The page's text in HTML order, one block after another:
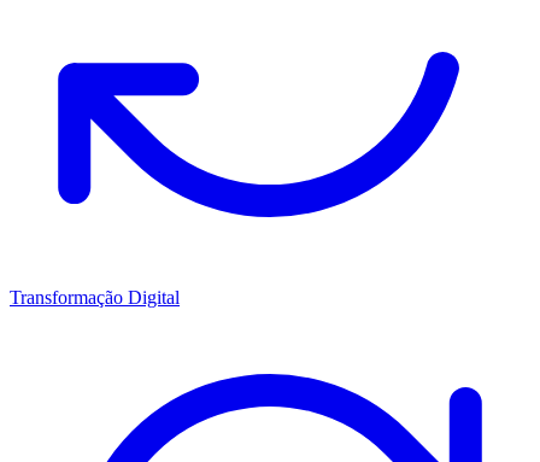
Transformação Digital